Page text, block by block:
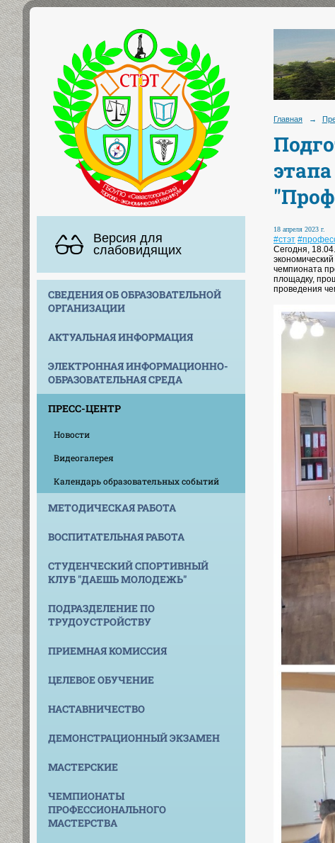
Версия для
слабовидящих
СВЕДЕНИЯ ОБ ОБРАЗОВАТЕЛЬНОЙ
ОРГАНИЗАЦИИ
АКТУАЛЬНАЯ ИНФОРМАЦИЯ
ЭЛЕКТРОННАЯ ИНФОРМАЦИОННО-
ОБРАЗОВАТЕЛЬНАЯ СРЕДА
ПРЕСС-ЦЕНТР
Новости
Видеогалерея
Календарь образовательных событий
МЕТОДИЧЕСКАЯ РАБОТА
ВОСПИТАТЕЛЬНАЯ РАБОТА
СТУДЕНЧЕСКИЙ СПОРТИВНЫЙ
КЛУБ "ДАЕШЬ МОЛОДЕЖЬ"
ПОДРАЗДЕЛЕНИЕ ПО
ТРУДОУСТРОЙСТВУ
ПРИЕМНАЯ КОМИССИЯ
ЦЕЛЕВОЕ ОБУЧЕНИЕ
НАСТАВНИЧЕСТВО
ДЕМОНСТРАЦИОННЫЙ ЭКЗАМЕН
МАСТЕРСКИЕ
ЧЕМПИОНАТЫ
ПРОФЕССИОНАЛЬНОГО
МАСТЕРСТВА
Главная →
18 апреля 2023 г.
#стэт
Сегодня,
чемпионата
площадку,
проведения